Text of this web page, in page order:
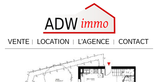
VENTE LOCATION L'AGENCE CONTACT